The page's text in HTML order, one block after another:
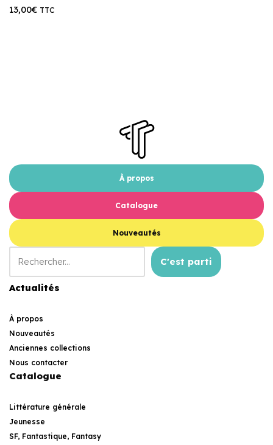
13,00€ TTC
À propos
Catalogue
Nouveautés
C'est parti
Actualités
À propos
Nouveautés
Anciennes collections
Nous contacter
Catalogue
Littérature générale
Jeunesse
SF, Fantastique, Fantasy